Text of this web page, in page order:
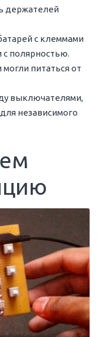
держателей
с клеммами
с полярностью.
питаться от
выключателями,
независимого